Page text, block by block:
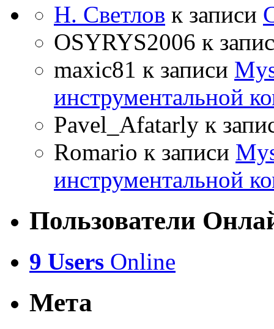
Н. Светлов к записи
OSYRYS2006 к
maxic81 к записи
инструментальной
Pavel_Afatarly к
Romario к записи
инструментальной
Пользователи
9 Users Online
Мета